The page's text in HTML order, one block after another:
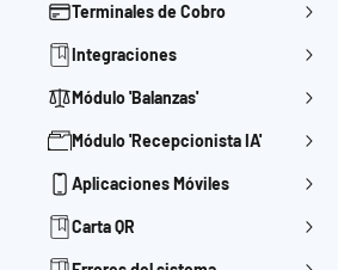
Terminales de Cobro
Integraciones
Módulo 'Balanzas'
Módulo 'Recepcionista IA'
Aplicaciones Móviles
Carta QR